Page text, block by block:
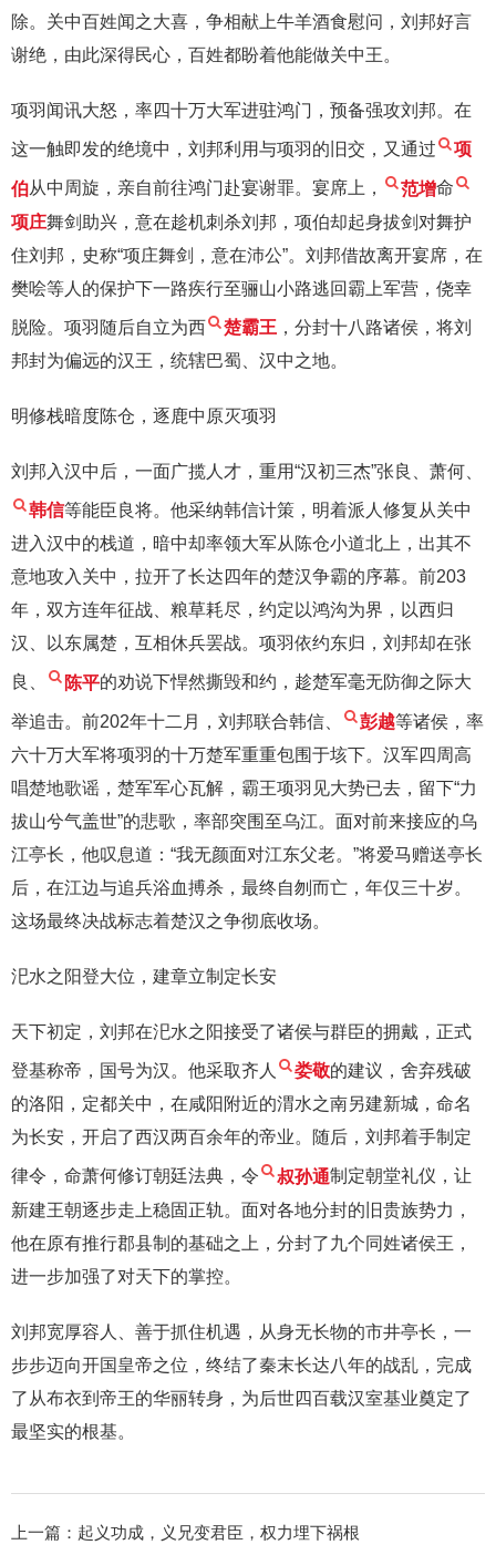
除。关中百姓闻之大喜，争相献上牛羊酒食慰问，刘邦好言
谢绝，由此深得民心，百姓都盼着他能做关中王。
项羽闻讯大怒，率四十万大军进驻鸿门，预备强攻刘邦。在
这一触即发的绝境中，刘邦利用与项羽的旧交，又通过 项
伯从中周旋，亲自前往鸿门赴宴谢罪。宴席上， 范增命
项庄舞剑助兴，意在趁机刺杀刘邦，项伯却起身拔剑对舞护
住刘邦，史称“项庄舞剑，意在沛公”。刘邦借故离开宴席，在
樊哙等人的保护下一路疾行至骊山小路逃回霸上军营，侥幸
脱险。项羽随后自立为西 楚霸王 ，分封十八路诸侯，将刘
邦封为偏远的汉王，统辖巴蜀、汉中之地。
明修栈暗度陈仓，逐鹿中原灭项羽
刘邦入汉中后，一面广揽人才，重用“汉初三杰”张良、萧何、
韩信等能臣良将。他采纳韩信计策，明着派人修复从关中
进入汉中的栈道，暗中却率领大军从陈仓小道北上，出其不
意地攻入关中，拉开了长达四年的楚汉争霸的序幕。前203
年，双方连年征战、粮草耗尽，约定以鸿沟为界，以西归
汉、以东属楚，互相休兵罢战。项羽依约东归，刘邦却在张
良、 陈平的劝说下悍然撕毁和约，趁楚军毫无防御之际大
举追击。前202年十二月，刘邦联合韩信、 彭越等诸侯，率
六十万大军将项羽的十万楚军重重包围于垓下。汉军四周高
唱楚地歌谣，楚军军心瓦解，霸王项羽见大势已去，留下“力
拔山兮气盖世”的悲歌，率部突围至乌江。面对前来接应的乌
江亭长，他叹息道：“我无颜面对江东父老。”将爱马赠送亭长
后，在江边与追兵浴血搏杀，最终自刎而亡，年仅三十岁。
这场最终决战标志着楚汉之争彻底收场。
汜水之阳登大位，建章立制定长安
天下初定，刘邦在汜水之阳接受了诸侯与群臣的拥戴，正式
登基称帝，国号为汉。他采取齐人 娄敬的建议，舍弃残破
的洛阳，定都关中，在咸阳附近的渭水之南另建新城，命名
为长安，开启了西汉两百余年的帝业。随后，刘邦着手制定
律令，命萧何修订朝廷法典，令 叔孙通制定朝堂礼仪，让
新建王朝逐步走上稳固正轨。面对各地分封的旧贵族势力，
他在原有推行郡县制的基础之上，分封了九个同姓诸侯王，
进一步加强了对天下的掌控。
刘邦宽厚容人、善于抓住机遇，从身无长物的市井亭长，一
步步迈向开国皇帝之位，终结了秦末长达八年的战乱，完成
了从布衣到帝王的华丽转身，为后世四百载汉室基业奠定了
最坚实的根基。
上一篇： 起义功成，义兄变君臣，权力埋下祸根